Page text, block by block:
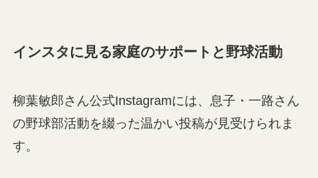
インスタに見る家庭のサポートと野球活動
柳葉敏郎さん公式Instagramには、息子・一路さん
の野球部活動を綴った温かい投稿が見受けられま
す。